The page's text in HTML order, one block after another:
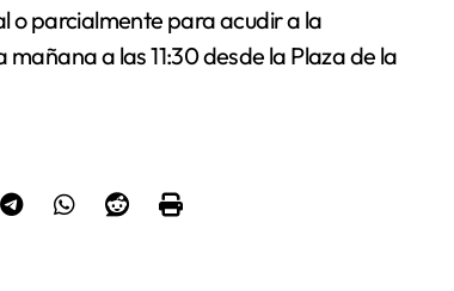
o parcialmente para acudir a la
a las 11:30 desde la Plaza de la